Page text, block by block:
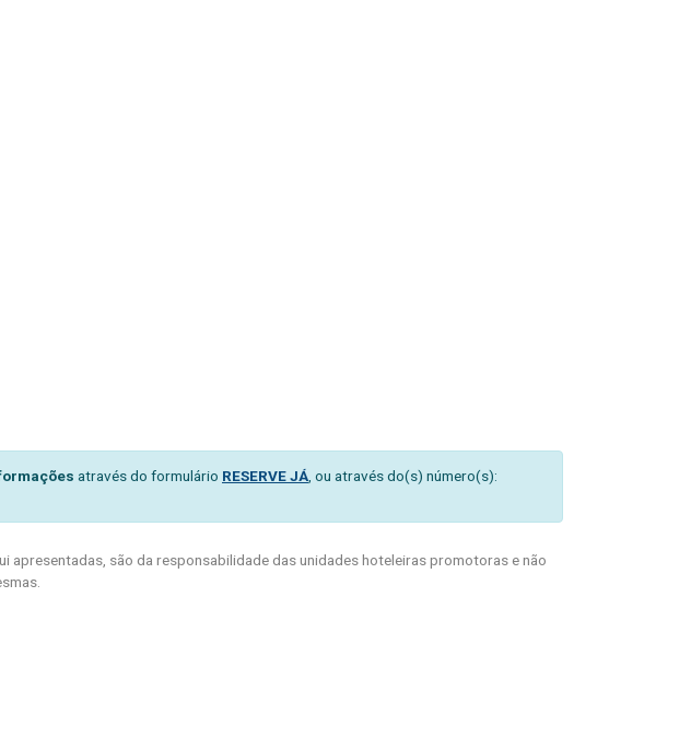
através do formulário RESERVE JÁ, ou através do(s) número(s):
apresentadas, são da responsabilidade das unidades hoteleiras promotoras e não